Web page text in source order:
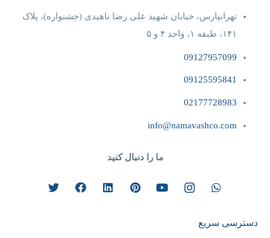
تهرانپارس، خیابان شهید علی رضا ناهیدی (جشنواره)، پلاک
۱۴۱، طبقه ۱، واحد ۴‌ و‌ ۵
09127957099
09125595841
02177728983
info@namavashco.com
ما را دنبال کنید
دسترسی سریع